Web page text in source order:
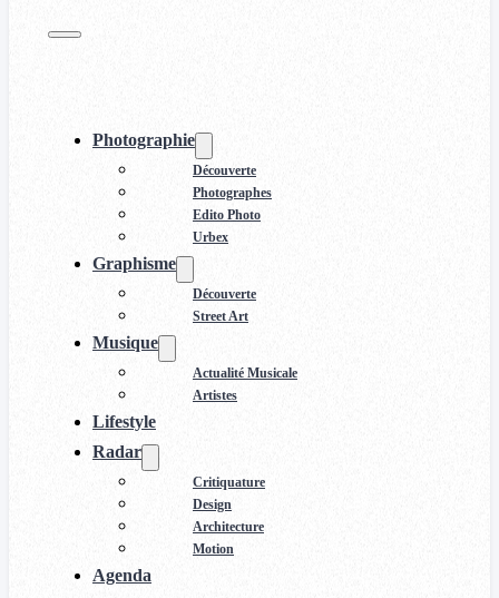
Photographie
Découverte
Photographes
Edito Photo
Urbex
Graphisme
Découverte
Street Art
Musique
Actualité Musicale
Artistes
Lifestyle
Radar
Critiquature
Design
Architecture
Motion
Agenda